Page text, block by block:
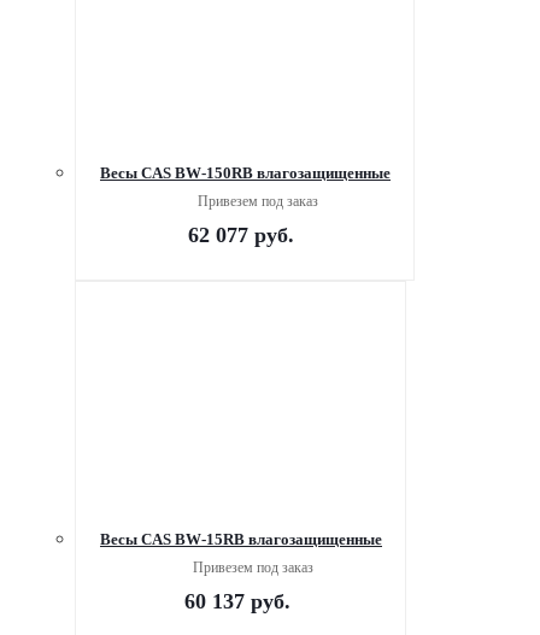
Весы CAS BW-150RB влагозащищенные
Привезем под заказ
62 077 руб.
Весы CAS BW-15RB влагозащищенные
Привезем под заказ
60 137руб.